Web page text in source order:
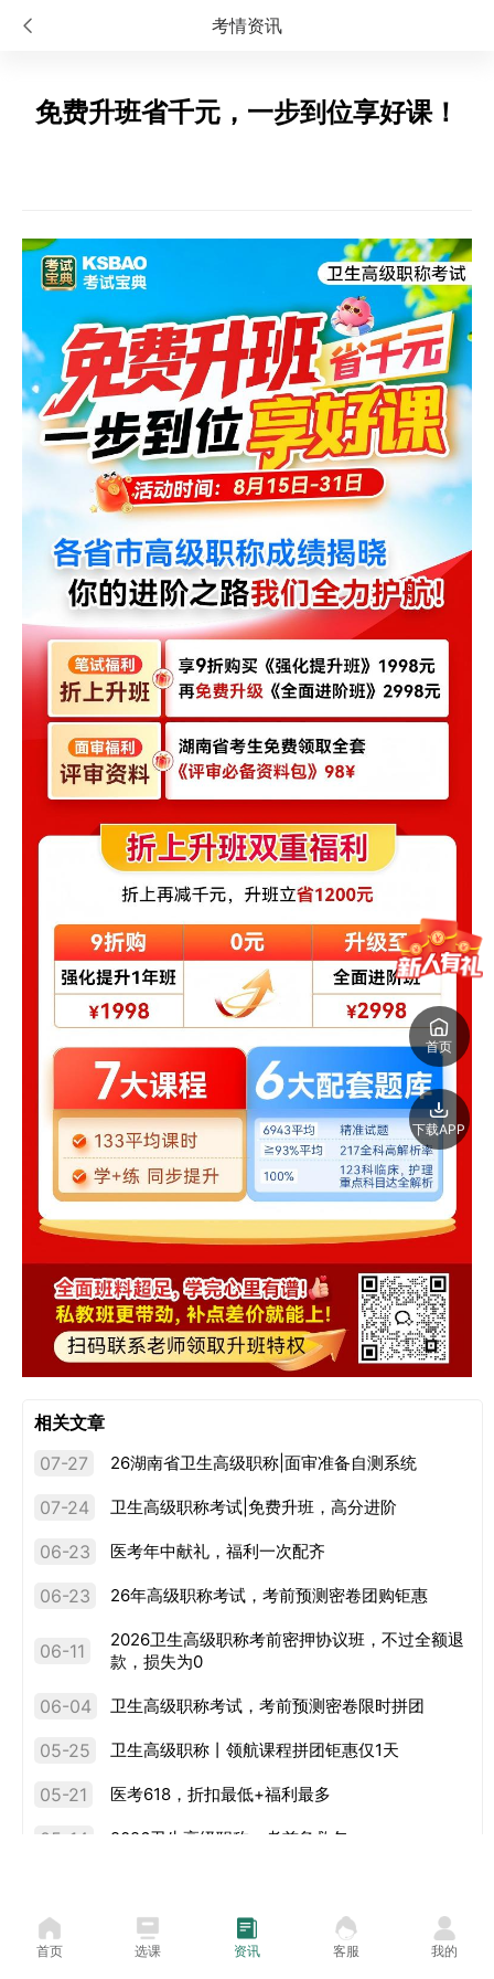
考情资讯
首页
下载APP
免费升班省千元，一步到位享好课！
相关文章
07-27
26湖南省卫生高级职称|面审准备自测系统
07-24 卫生高级职称考试|免费升班，高分进阶
06-23 医考年中献礼，福利一次配齐
06-23 26年高级职称考试，考前预测密卷团购钜惠
06-11
2026卫生高级职称考前密押协议班，不过全额退
款，损失为0
06-04 卫生高级职称考试，考前预测密卷限时拼团
05-25 卫生高级职称丨领航课程拼团钜惠仅1天
05-21 医考618，折扣最低+福利最多
05-14 2026卫生高级职称，考前急救包
首页 选课 资讯 客服 我的